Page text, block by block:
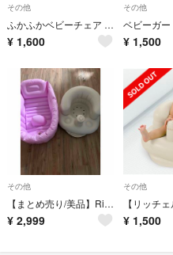
その他
ふかふかベビーチェア Rパープル(1個)
¥ 1,600
その他
¥ 1,500
その他
【まとめ売り/美品】Richell ベビーバス ＆ ふかふかベビーチェア
¥ 2,999
その他
¥ 1,500